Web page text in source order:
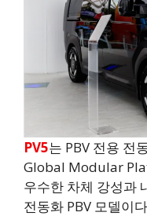
PV5는 PBV 전용 전
Global Modular
우수한 차체 강성과
전동화 PBV 모델이